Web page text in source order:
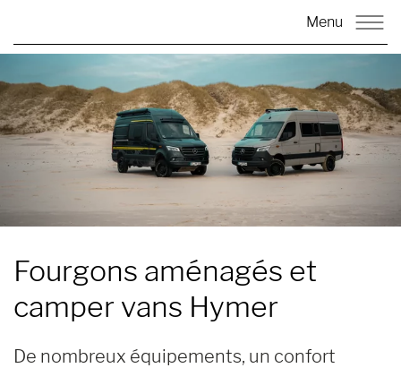
Menu
Fourgons aménagés et
camper vans Hymer
De nombreux équipements, un confort